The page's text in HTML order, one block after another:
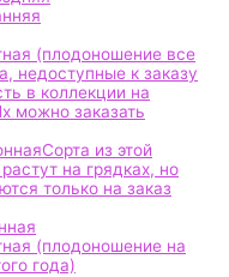
(плодоношение все
недоступные к заказу
в коллекции на
можно заказать
Сорта из этой
растут на грядках, но
только на заказ
(плодоношение на
года)